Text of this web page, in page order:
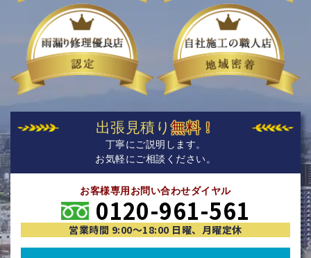
出張見積り無料！
丁寧にご説明します。
お気軽にご相談ください。
お客様専用お問い合わせダイヤル
0120-961-561
営業時間 9:00〜18:00 日曜、月曜定休